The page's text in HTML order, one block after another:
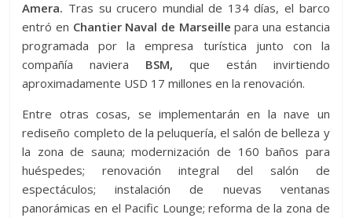
Amera. Tras su crucero mundial de 134 días, el barco
entró en Chantier Naval de Marseille para una estancia
programada por la empresa turística junto con la
compañía naviera BSM, que están invirtiendo
aproximadamente USD 17 millones en la renovación.
Entre otras cosas, se implementarán en la nave un
rediseño completo de la peluquería, el salón de belleza y
la zona de sauna; modernización de 160 baños para
huéspedes; renovación integral del salón de
espectáculos; instalación de nuevas ventanas
panorámicas en el Pacific Lounge; reforma de la zona de